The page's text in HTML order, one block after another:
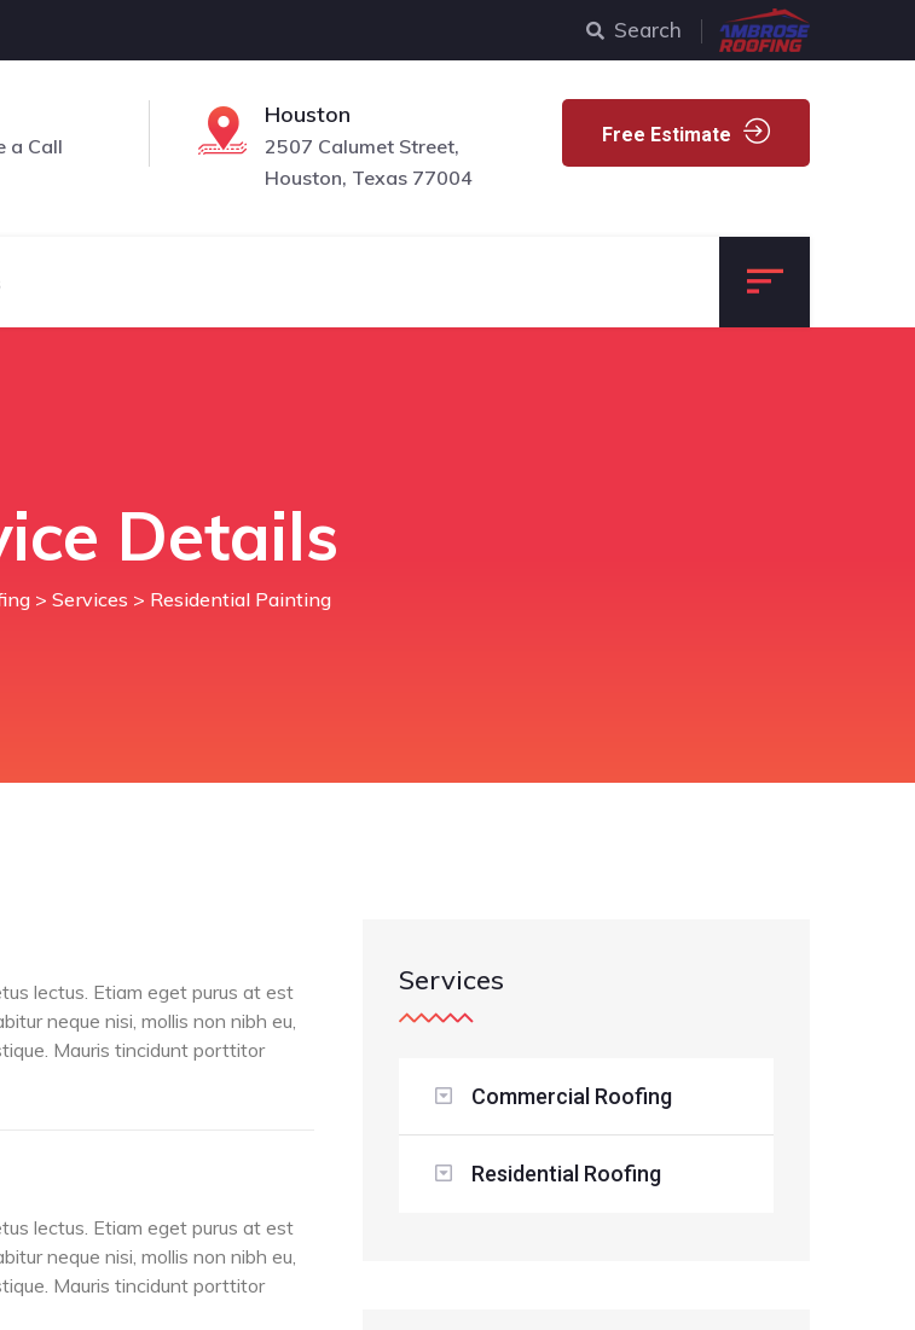
Search
a Call
Houston
2507 Calumet Street,
Houston, Texas 77004
Free Estimate
Details
> Services > Residential Painting
lectus. Etiam eget purus at est
neque nisi, mollis non nibh eu,
Mauris tincidunt porttitor
lectus. Etiam eget purus at est
neque nisi, mollis non nibh eu,
Mauris tincidunt porttitor
Services
Commercial Roofing
Residential Roofing